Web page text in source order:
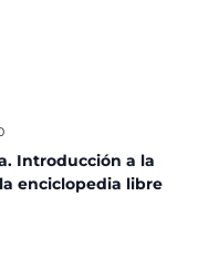
Introducción a la
enciclopedia libre